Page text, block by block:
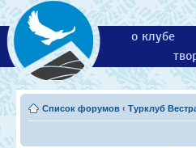
о клубе
Список форумов ‹ Турклуб